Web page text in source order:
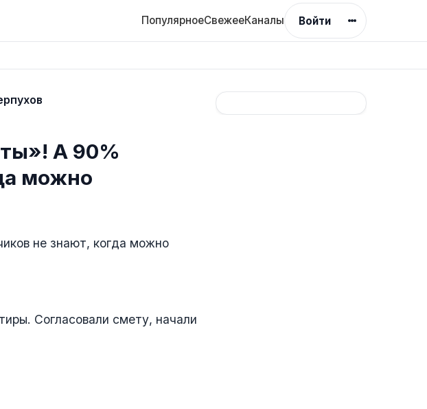
ПопулярноеСвежееКаналы Войти
А 90%
можно
не знают, когда можно
Согласовали смету, начали